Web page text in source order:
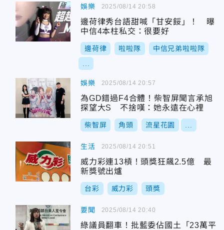
娛樂
邊荷律秀台語甜喊「甘安餒」！ 曝
中信4本柱私交：很要好
邊荷律 啦啦隊 中信兄弟啦啦隊
2025/08/14 20:58
娛樂
為GD錯過F4合體！柴智屏聞言承旭
探望大S 不捨嘆：她永遠在心裡
柴智屏 角頭 流星花園
2025/08/14 20:57
生活
威力彩連13槓！頭獎狂飆2.5億 最
新獎號出爐
台彩 威力彩 頭獎
2025/08/14 20:51
要聞
綠議員翻車！批藍委佔國土「23萬平
2025/08/14 20:40